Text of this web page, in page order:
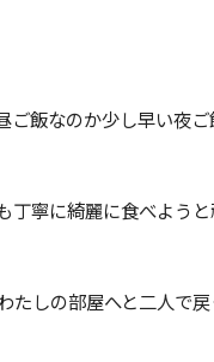
ご飯なのか少し早い夜
寧に綺麗に食べよう
たしの部屋へと二人で